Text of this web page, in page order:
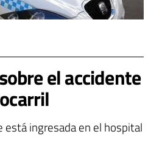
el accidente
está ingresada en el hospital